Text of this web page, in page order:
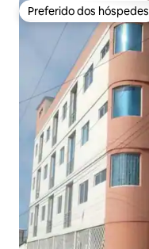
Preferido dos hóspedes
Preferido dos hóspedes